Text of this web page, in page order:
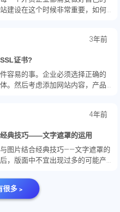
建设在这个时候非常重要，如何
3年前
证书?
容易的事。企业必须选择正确的
。然后考虑添加网站内容，产品
4年前
典技巧——文字遮罩的运用
图片结合经典技巧——文字遮罩的
，版面中不宜出现过多的可能产
很多﹥